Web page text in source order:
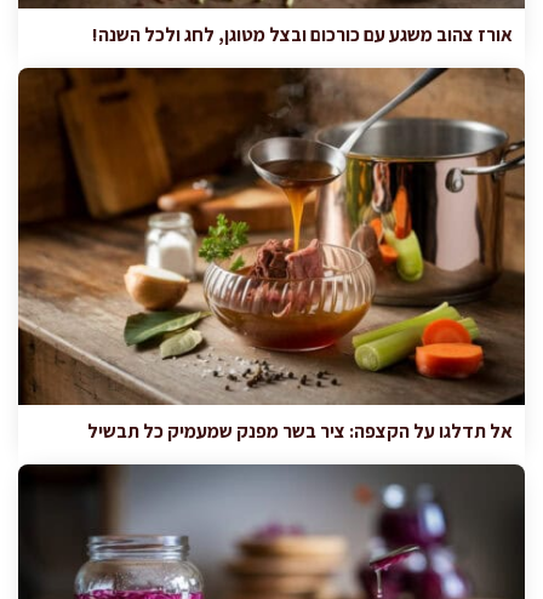
אורז צהוב משגע עם כורכום ובצל מטוגן, לחג ולכל השנה!
אל תדלגו על הקצפה: ציר בשר מפנק שמעמיק כל תבשיל